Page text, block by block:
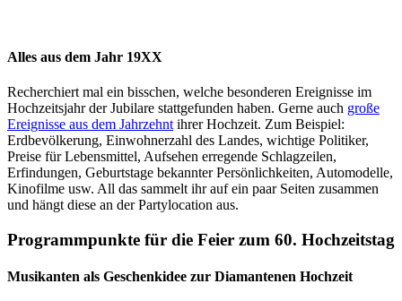
Alles aus dem Jahr 19XX
Recherchiert mal ein bisschen, welche besonderen Ereignisse im
Hochzeitsjahr der Jubilare stattgefunden haben. Gerne auch große
Ereignisse aus dem Jahrzehnt ihrer Hochzeit. Zum Beispiel:
Erdbevölkerung, Einwohnerzahl des Landes, wichtige Politiker,
Preise für Lebensmittel, Aufsehen erregende Schlagzeilen,
Erfindungen, Geburtstage bekannter Persönlichkeiten, Automodelle,
Kinofilme usw. All das sammelt ihr auf ein paar Seiten zusammen
und hängt diese an der Partylocation aus.
Programmpunkte für die Feier zum 60. Hochzeitstag
Musikanten als Geschenkidee zur Diamantenen Hochzeit